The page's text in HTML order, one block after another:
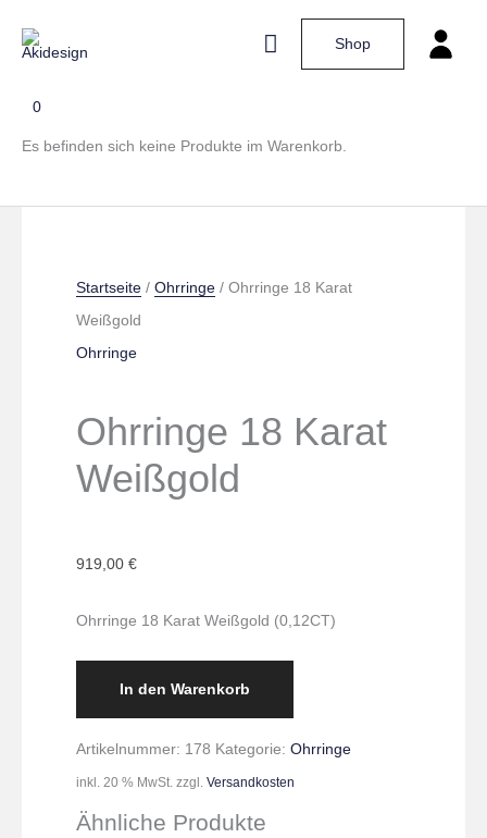
Inhalt
Hauptmenü
Shop
0
Es befinden sich keine Produkte im Warenkorb.
Startseite / Ohrringe / Ohrringe 18 Karat
Weißgold
Ohrringe
Ohrringe 18 Karat
Weißgold
919,00 €
Ohrringe 18 Karat Weißgold (0,12CT)
Ohrringe
Karat
In den Warenkorb
Artikelnummer: 178 Kategorie: Ohrringe
inkl. 20 % MwSt. zzgl. Versandkosten
Ähnliche Produkte